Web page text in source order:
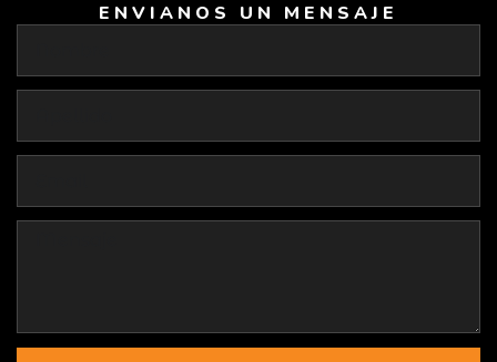
ENVIANOS UN MENSAJE